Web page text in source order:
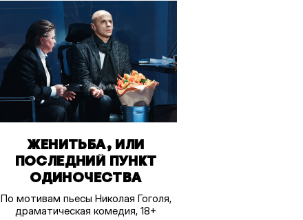
ЖЕНИТЬБА, ИЛИ
ПОСЛЕДНИЙ ПУНКТ
ОДИНОЧЕСТВА
По мотивам пьесы Николая Гоголя,
драматическая комедия, 18+